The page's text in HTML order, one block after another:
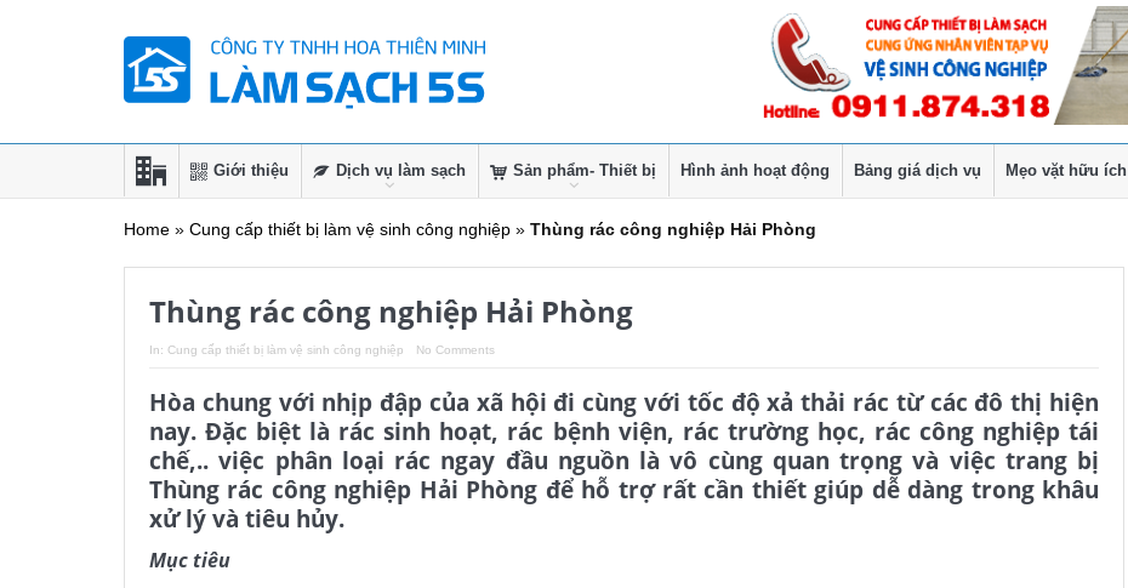
Giới thiệu Dịch vụ làm sạch Sản phẩm- Thiết bị Hình ảnh hoạt động Bảng giá dịch vụ Mẹo vặt hữu ích
Home » Cung cấp thiết bị làm vệ sinh công nghiệp » Thùng rác công nghiệp Hải Phòng
Thùng rác công nghiệp Hải Phòng
In: Cung cấp thiết bị làm vệ sinh công nghiệp No Comments
Hòa chung với nhịp đập của xã hội đi cùng với tốc độ xả thải rác từ các đô thị hiện
nay. Đặc biệt là rác sinh hoạt, rác bệnh viện, rác trường học, rác công nghiệp tái
chế,.. việc phân loại rác ngay đầu nguồn là vô cùng quan trọng và việc trang bị
Thùng rác công nghiệp Hải Phòng để hỗ trợ rất cần thiết giúp dễ dàng trong khâu
xử lý và tiêu hủy.
Mục tiêu